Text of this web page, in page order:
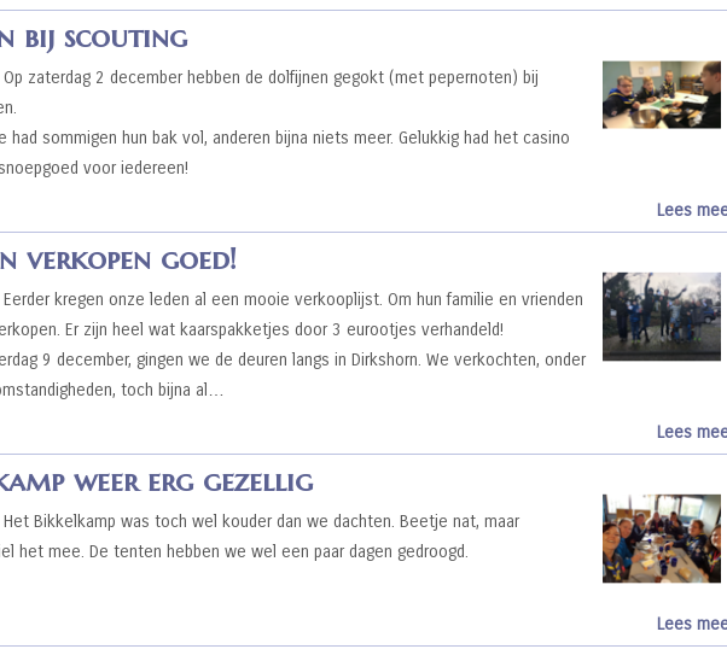
bij scouting
Op zaterdag 2 december hebben de dolfijnen gegokt (met pepernoten) bij
had sommigen hun bak vol, anderen bijna niets meer. Gelukkig had het casino
voor iedereen!
Lees
verkopen goed!
Eerder kregen onze leden al een mooie verkooplijst. Om hun familie en vrienden
Er zijn heel wat kaarspakketjes door 3 eurootjes verhandeld!
9 december, gingen we de deuren langs in Dirkshorn. We verkochten, onder
toch bijna al…
Lees
weer erg gezellig
Het Bikkelkamp was toch wel kouder dan we dachten. Beetje nat, maar
het mee. De tenten hebben we wel een paar dagen gedroogd.
Lees